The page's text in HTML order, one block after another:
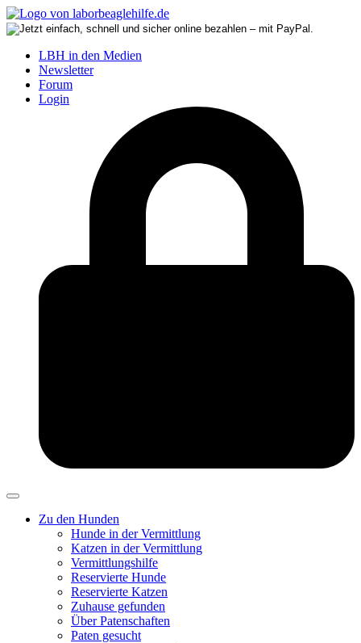
LBH in den Medien
Newsletter
Forum
Login
Zu den Hunden
Hunde in der Vermittlung
Katzen in der Vermittlung
Vermittlungshilfe
Reservierte Hunde
Reservierte Katzen
Zuhause gefunden
Über Patenschaften
Paten gesucht